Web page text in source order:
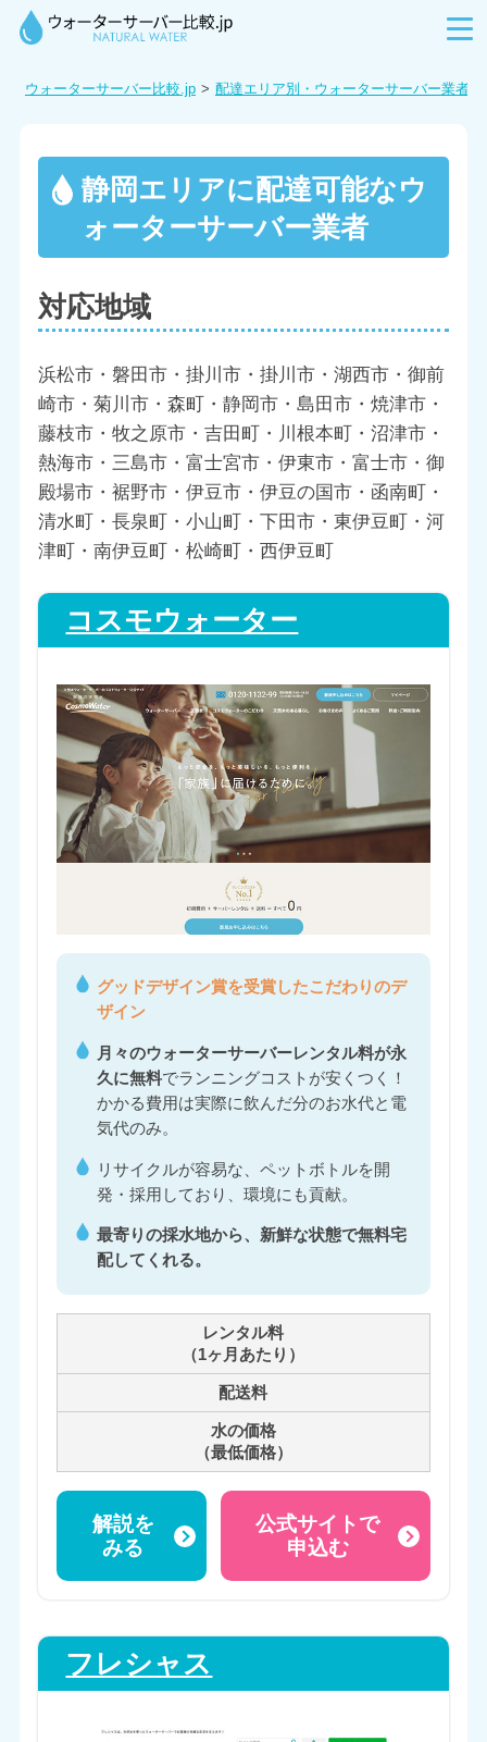
ウォーターサーバー比較.jp 配達エリア別・ウォーターサーバー業者
静岡エリアに配達可能なウ
ォーターサーバー業者
対応地域
浜松市・磐田市・掛川市・掛川市・湖西市・御前
崎市・菊川市・森町・静岡市・島田市・焼津市・
藤枝市・牧之原市・吉田町・川根本町・沼津市・
熱海市・三島市・富士宮市・伊東市・富士市・御
殿場市・裾野市・伊豆市・伊豆の国市・函南町・
清水町・長泉町・小山町・下田市・東伊豆町・河
津町・南伊豆町・松崎町・西伊豆町
コスモウォーター
グッドデザイン賞を受賞したこだわりのデ
ザイン
月々のウォーターサーバーレンタル料が永
久に無料でランニングコストが安くつく！
かかる費用は実際に飲んだ分のお水代と電
気代のみ。
リサイクルが容易な、ペットボトルを開
発・採用しており、環境にも貢献。
最寄りの採水地から、新鮮な状態で無料宅
配してくれる。
レンタル料
（1ヶ月あたり）
配送料
水の価格
（最低価格）
解説を
みる
公式サイトで
申込む
フレシャス